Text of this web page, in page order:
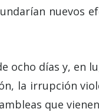
nuevos
ocho días y, en
la irrupción
que